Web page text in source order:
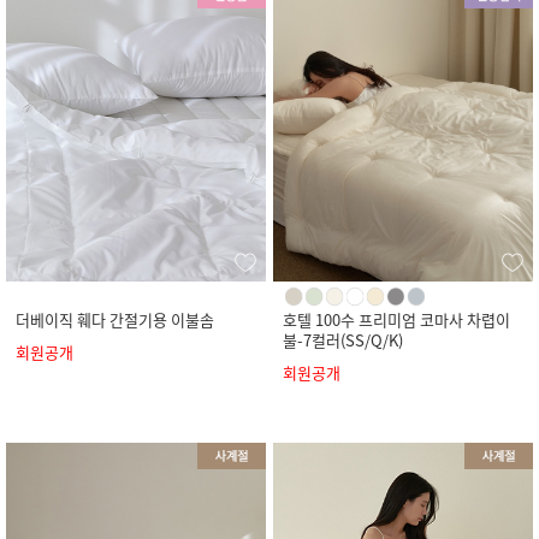
더베이직 훼다 간절기용 이불솜
회원공개
호텔 100수 프리미엄 코마사 차렵이
불-7컬러(SS/Q/K)
회원공개